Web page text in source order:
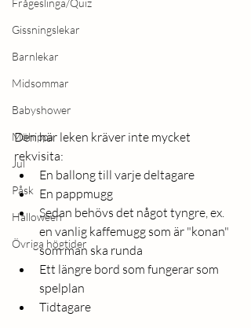
Frågeslinga/Quiz
Gissningslekar
Barnlekar
Midsommar
Babyshower
Möhippa
Jul
Påsk
Halloween
Övriga högtider
Den här leken kräver inte mycket
rekvisita:
En ballong till varje deltagare
En pappmugg
Sedan behövs det något tyngre, ex.
en vanlig kaffemugg som är "konan"
som man ska runda
Ett längre bord som fungerar som
spelplan
Tidtagare